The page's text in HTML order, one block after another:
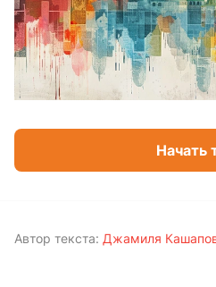
Начать
Автор текста: Джамиля